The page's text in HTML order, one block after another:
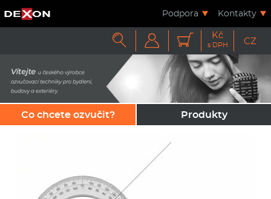
Podpora Kontakty
   Kč
s DPH CZ
Co chcete ozvučit? Produkty